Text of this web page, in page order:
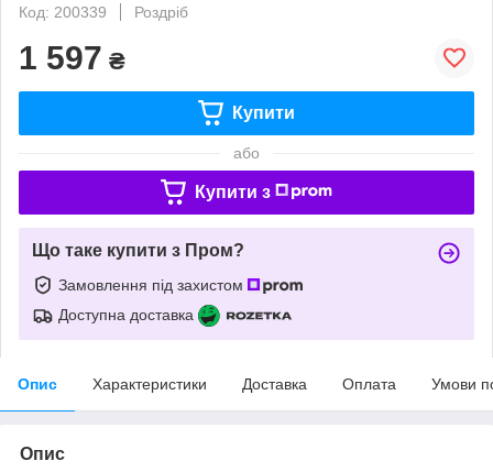
Код: 200339
Роздріб
1 597 ₴
Купити
або
Купити з
Що таке купити з Пром?
Замовлення під захистом
Доступна доставка
Опис Характеристики Доставка Оплата Умови
Опис